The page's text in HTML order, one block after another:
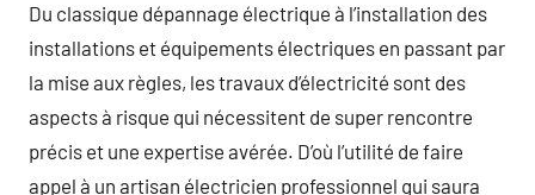
Du classique dépannage électrique à l’installation des
installations et équipements électriques en passant par
la mise aux règles, les travaux d’électricité sont des
aspects à risque qui nécessitent de super rencontre
précis et une expertise avérée. D’où l’utilité de faire
appel à un artisan électricien professionnel qui saura